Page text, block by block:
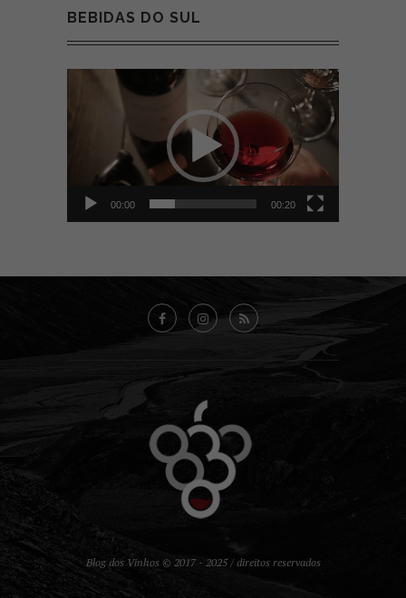
BEBIDAS DO SUL
00:00 00:20
Blog dos Vinhos © 2017 - 2025 / direitos reservados